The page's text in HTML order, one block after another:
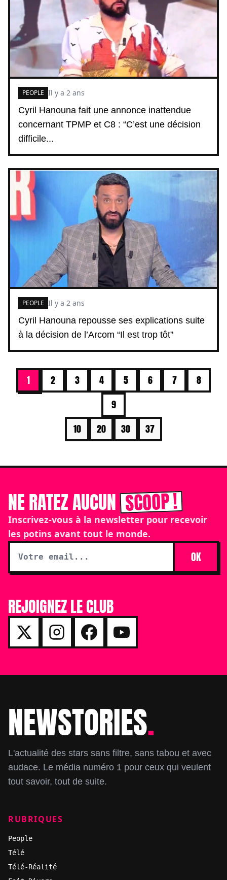
Cyril Hanouna fait une annonce inattendue
concernant TPMP et C8 : “C’est une décision
difficile...
PEOPLE Il y a 2 ans
Cyril Hanouna repousse ses explications suite
à la décision de l’Arcom “Il est trop tôt”
PEOPLE Il y a 2 ans
1 2 3 4 5 6 7
8
9
10
20 30 37
NE RATEZ AUCUNSCOOP !
Inscrivez-vous à la newsletter pour recevoir
les potins avant tout le monde.
OK
REJOIGNEZ LE CLUB
FooterNEWSTORIES.
L'actualité des stars sans filtre, sans tabou et avec
audace. Le média numéro 1 pour ceux qui veulent
tout savoir, tout de suite.
RUBRIQUES
People
Télé
Télé-Réalité